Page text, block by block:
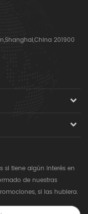
201900
si tiene algún interés en
de nuestras
si las hubiera.